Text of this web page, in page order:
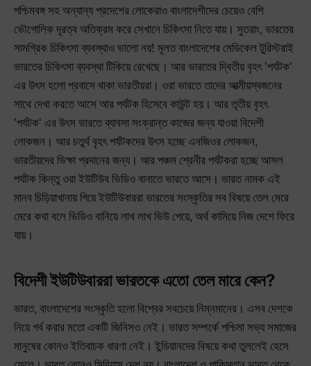
পশ্চিমবঙ্গ সহ অন্যান্য প্রদেশের লোকেরাও বাংলাদেশীদের চেয়েও বেশি
ভৌগোলিক দূরত্ব অতিক্রম করে সেখানে চিকিৎসা নিতে যায়। সুতরাং, ভারতের
সামগ্রিক চিকিৎসা ব্যবস্থাও ভালো নয়! মূলত বাংলাদেশের মেডিকেল টুরিস্টরাই
ভারতের চিকিৎসা ব্যবস্থা টিকিয়ে রেখেছে। আর ভারতের দ্বিতীয় বৃহৎ 'পর্যটক'
এর উৎস হলো প্রবাসে থাকা ভারতীয়রা। ওরা ভারতে তাদের আত্মীয়স্বজনের
সাথে দেখা করতে আসে আর পর্যটক হিসেবে কাউন্ট হয়। আর তৃতীয় বৃহৎ
'পর্যটক' এর উৎস ভারতে ব্যাবসা সংক্রান্ত কাজের জন্য যাওয়া বিদেশী
লোকজন। আর চতুর্থ বৃহৎ পর্যটকদের উৎস হচ্ছে এনজিওর লোকজন,
ভারতীয়দের ভিক্ষা প্রদানের জন্য। আর পঞ্চম শ্রেনীর পর্যটকরা হচ্ছে আসল
পর্যটক কিন্তু ওরা ইউটিউব ভিডিও বানাতে ভারতে আসে। ভারত নামক এই
মানব চিড়িয়াখানায় গিয়ে ইউটিউবাররা ভারতের সংস্কৃতির সব বিষয়ে তেল মেরে
মেরে কথা বলে ভিডিও বানিয়ে লাখ লাখ ভিউ পেয়ে, অর্থ কামিয়ে নিজ দেশে ফিরে
যায়।
বিদেশী ইউটিউবাররা ভারতকে এতো তেল মারে কেন?
ভারত, বাংলাদেশের সংস্কৃতি হলো বিশ্বের সবচেয়ে নিম্নমানের। এসব দেশকে
নিয়ে গর্ব করার মতো একটি জিনিসও নেই। ভারত সম্পর্কে পশ্চিমা সভ্য সমাজের
মানুষের কোনও ইতিবাচক ধারণা নেই। ইন্ডিয়ানদের বিষয়ে কথা তুললেই হেসে